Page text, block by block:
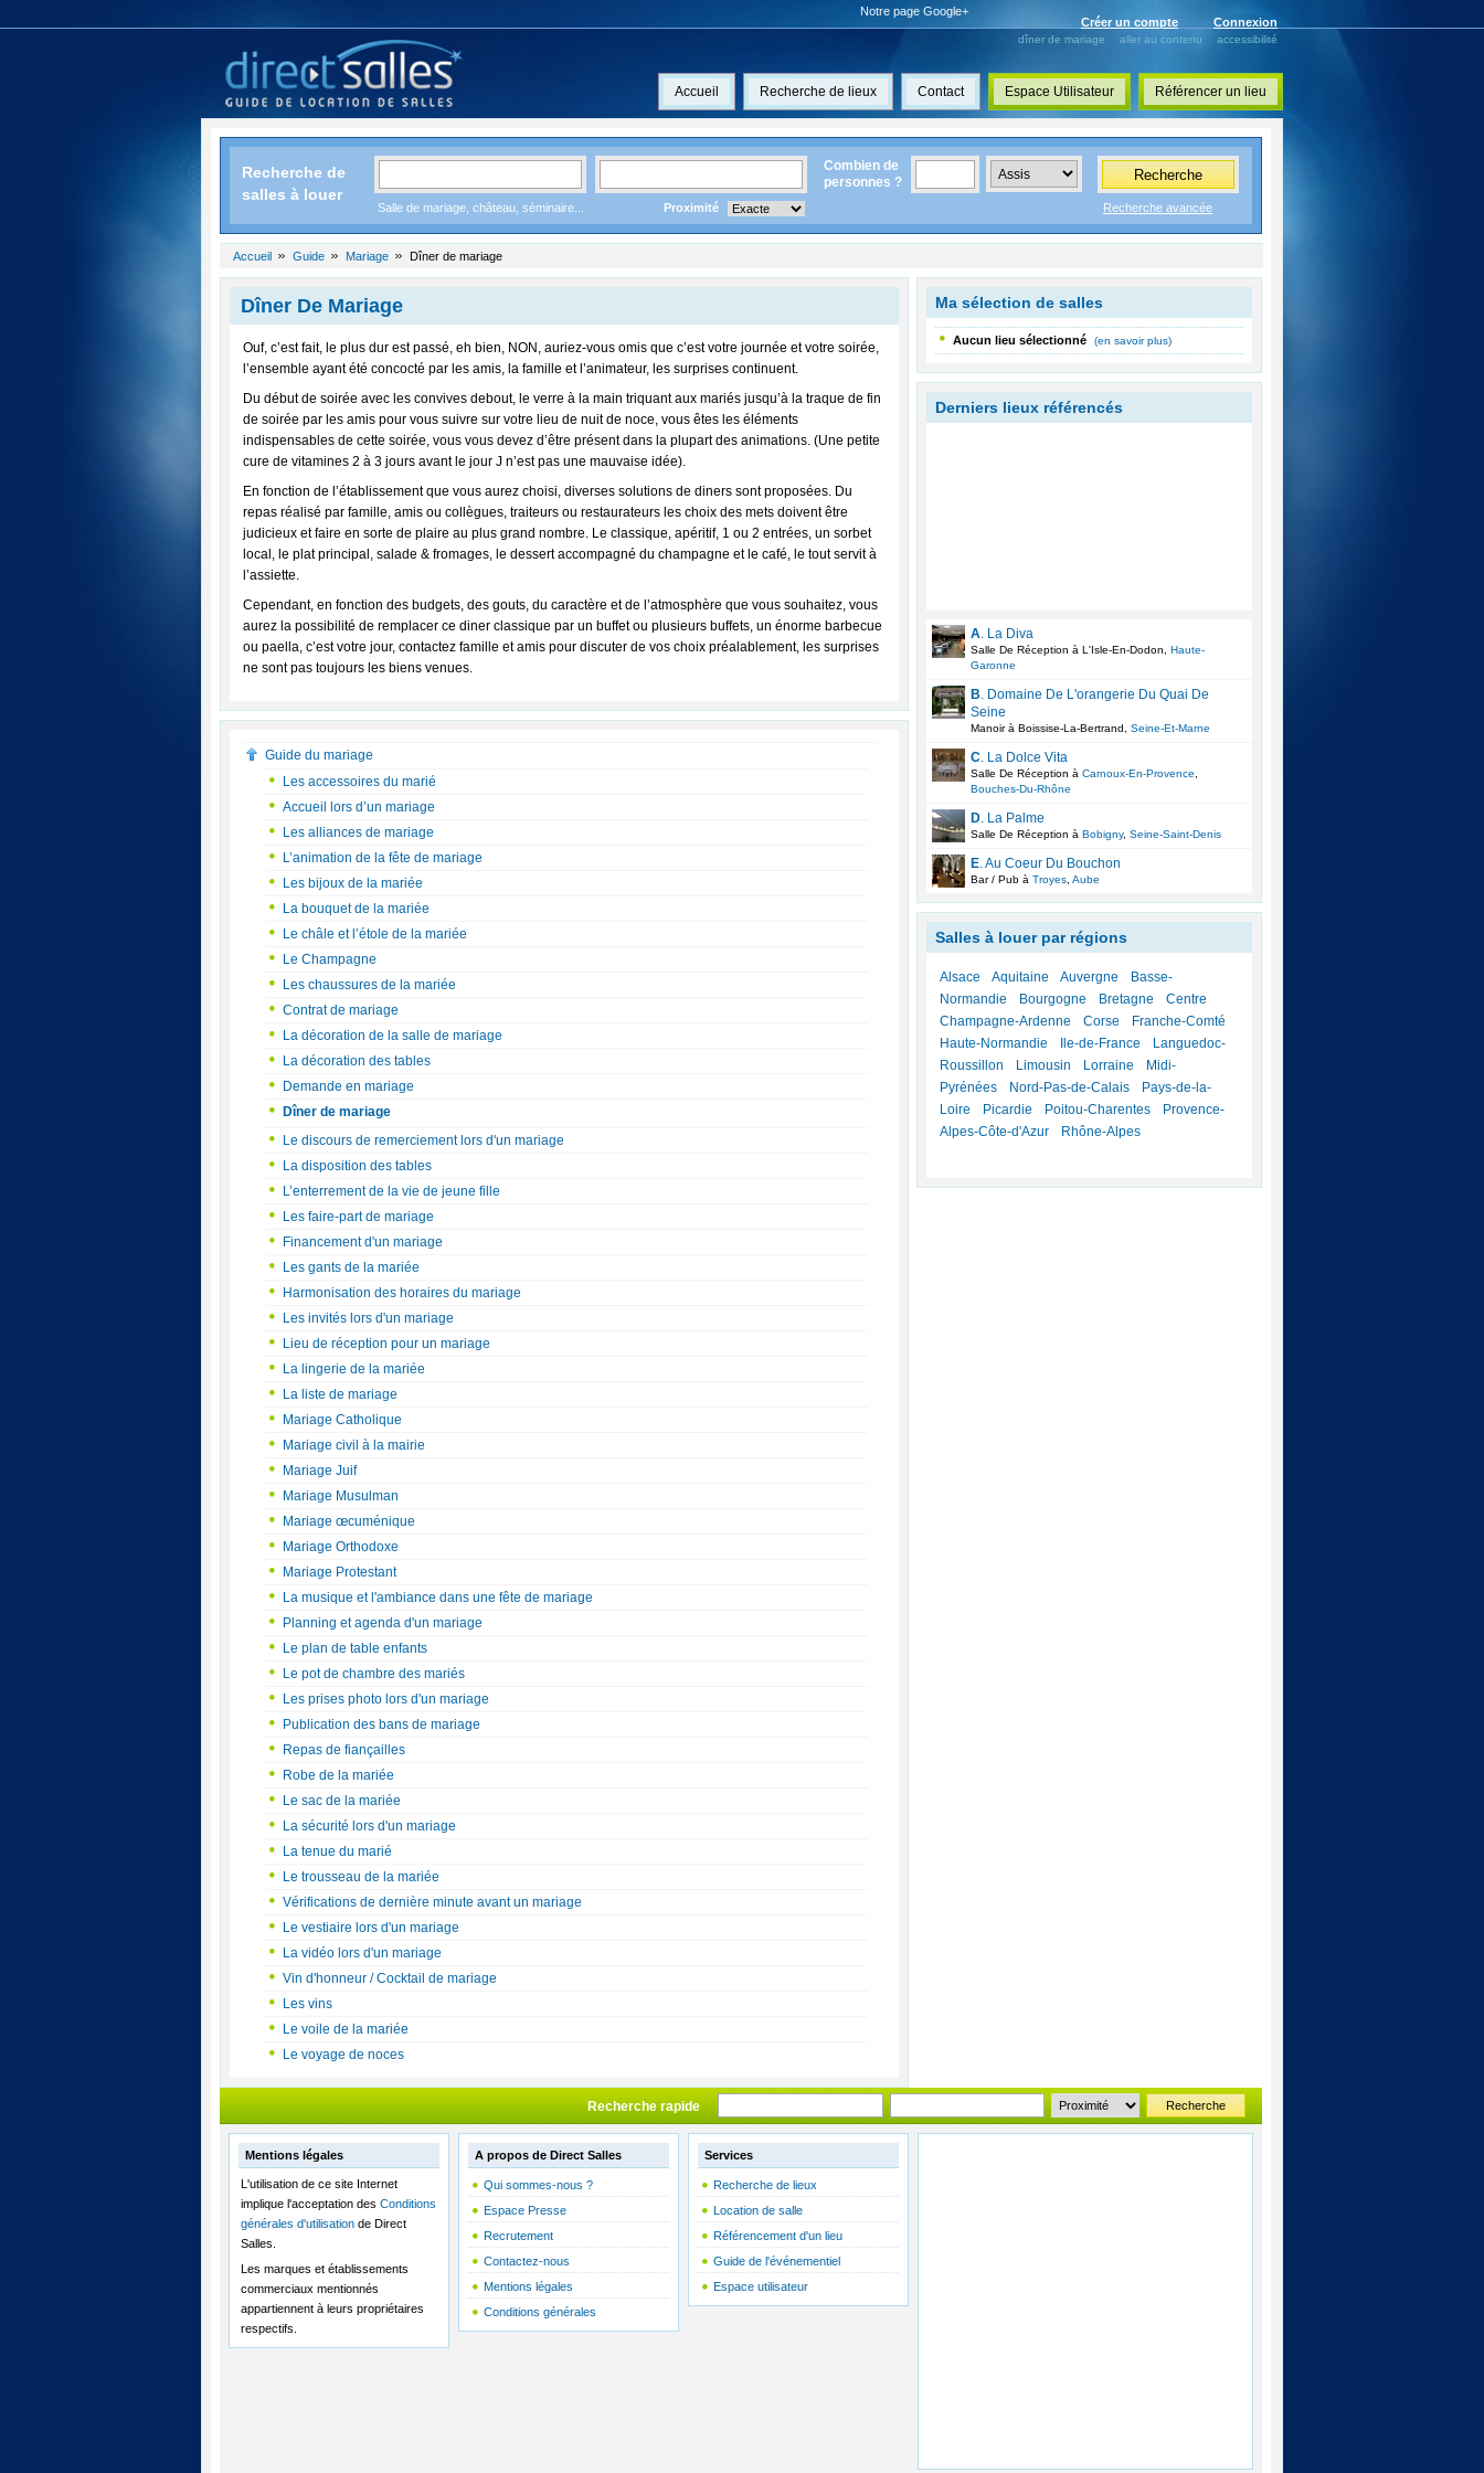
Notre page Google+
Créer un compte
Connexion
dîner de mariage aller au contenu accessibilité
Accueil Recherche de lieux Contact Espace Utilisateur Référencer un lieu
Recherche de
salles à louer
Salle de mariage, château, séminaire... Proximité
Combien de
personnes ?
Recherche
Recherche avancée
Accueil Guide Mariage Dîner de mariage
Dîner De Mariage
Ouf, c’est fait, le plus dur est passé, eh bien, NON, auriez-vous omis que c’est votre journée et votre soirée,
l’ensemble ayant été concocté par les amis, la famille et l’animateur, les surprises continuent.
Du début de soirée avec les convives debout, le verre à la main triquant aux mariés jusqu’à la traque de fin
de soirée par les amis pour vous suivre sur votre lieu de nuit de noce, vous êtes les éléments
indispensables de cette soirée, vous vous devez d’être présent dans la plupart des animations. (Une petite
cure de vitamines 2 à 3 jours avant le jour J n’est pas une mauvaise idée).
En fonction de l’établissement que vous aurez choisi, diverses solutions de diners sont proposées. Du
repas réalisé par famille, amis ou collègues, traiteurs ou restaurateurs les choix des mets doivent être
judicieux et faire en sorte de plaire au plus grand nombre. Le classique, apéritif, 1 ou 2 entrées, un sorbet
local, le plat principal, salade & fromages, le dessert accompagné du champagne et le café, le tout servit à
l’assiette.
Cependant, en fonction des budgets, des gouts, du caractère et de l’atmosphère que vous souhaitez, vous
aurez la possibilité de remplacer ce diner classique par un buffet ou plusieurs buffets, un énorme barbecue
ou paella, c’est votre jour, contactez famille et amis pour discuter de vos choix préalablement, les surprises
ne sont pas toujours les biens venues.
Guide du mariage
Les accessoires du marié
Accueil lors d’un mariage
Les alliances de mariage
L’animation de la fête de mariage
Les bijoux de la mariée
La bouquet de la mariée
Le châle et l’étole de la mariée
Le Champagne
Les chaussures de la mariée
Contrat de mariage
La décoration de la salle de mariage
La décoration des tables
Demande en mariage
Dîner de mariage
Le discours de remerciement lors d'un mariage
La disposition des tables
L’enterrement de la vie de jeune fille
Les faire-part de mariage
Financement d'un mariage
Les gants de la mariée
Harmonisation des horaires du mariage
Les invités lors d'un mariage
Lieu de réception pour un mariage
La lingerie de la mariée
La liste de mariage
Mariage Catholique
Mariage civil à la mairie
Mariage Juif
Mariage Musulman
Mariage œcuménique
Mariage Orthodoxe
Mariage Protestant
La musique et l'ambiance dans une fête de mariage
Planning et agenda d'un mariage
Le plan de table enfants
Le pot de chambre des mariés
Les prises photo lors d'un mariage
Publication des bans de mariage
Repas de fiançailles
Robe de la mariée
Le sac de la mariée
La sécurité lors d'un mariage
La tenue du marié
Le trousseau de la mariée
Vérifications de dernière minute avant un mariage
Le vestiaire lors d'un mariage
La vidéo lors d'un mariage
Vin d'honneur / Cocktail de mariage
Les vins
Le voile de la mariée
Le voyage de noces
Ma sélection de salles
Aucun lieu sélectionné (en savoir plus)
Derniers lieux référencés
A. La Diva
Salle De Réception à L'Isle-En-Dodon, Haute-
Garonne
B. Domaine De L'orangerie Du Quai De
Seine
Manoir à Boissise-La-Bertrand, Seine-Et-Marne
C. La Dolce Vita
Salle De Réception à Carnoux-En-Provence
Bouches-Du-Rhône
D. La Palme
Salle De Réception à Bobigny, Seine-Saint-Denis
E. Au Coeur Du Bouchon
Bar / Pub à Troyes Aube
Salles à louer par régions
Alsace Aquitaine Auvergne
Basse-
Normandie
Bourgogne Bretagne
Centre
Champagne-Ardenne
Corse
Franche-Comté
Haute-Normandie
Ile-de-France
Languedoc-
Roussillon
Limousin Lorraine
Midi-
Pyrénées
Nord-Pas-de-Calais
Pays-de-la-
Loire
Picardie Poitou-Charentes
Provence-
Alpes-Côte-d'Azur
Rhône-Alpes
Recherche
Recherche rapide
Mentions légales
L'utilisation de ce site Internet
implique l'acceptation des Conditions
générales d'utilisation de Direct
Salles.
Les marques et établissements
commerciaux mentionnés
appartiennent à leurs propriétaires
respectifs.
A propos de Direct Salles
Qui sommes-nous ?
Espace Presse
Recrutement
Contactez-nous
Mentions légales
Conditions générales
Services
Recherche de lieux
Location de salle
Référencement d'un lieu
Guide de l'événementiel
Espace utilisateur